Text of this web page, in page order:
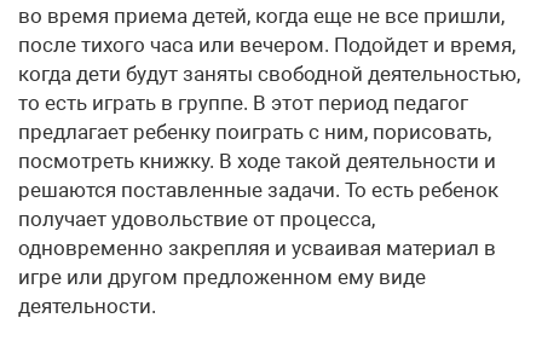
во время приема детей, когда еще не все пришли,
после тихого часа или вечером. Подойдет и время,
когда дети будут заняты свободной деятельностью,
то есть играть в группе. В этот период педагог
предлагает ребенку поиграть с ним, порисовать,
посмотреть книжку. В ходе такой деятельности и
решаются поставленные задачи. То есть ребенок
получает удовольствие от процесса,
одновременно закрепляя и усваивая материал в
игре или другом предложенном ему виде
деятельности.